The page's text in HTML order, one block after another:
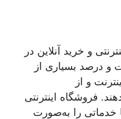
و خرید آنلاین در
و درصد بسیاری از
و از
فروشگاه اینترنتی
خدماتی را به‌صورت